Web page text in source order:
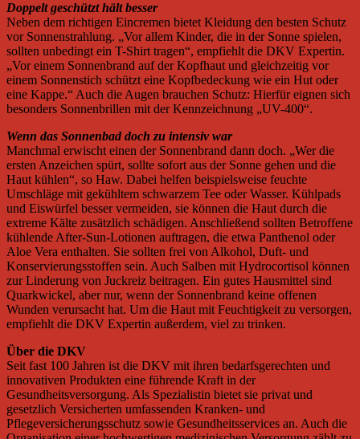
Doppelt geschützt hält besser
Neben dem richtigen Eincremen bietet Kleidung den besten Schutz
vor Sonnenstrahlung. „Vor allem Kinder, die in der Sonne spielen,
sollten unbedingt ein T-Shirt tragen“, empfiehlt die DKV Expertin.
„Vor einem Sonnenbrand auf der Kopfhaut und gleichzeitig vor
einem Sonnenstich schützt eine Kopfbedeckung wie ein Hut oder
eine Kappe.“ Auch die Augen brauchen Schutz: Hierfür eignen sich
besonders Sonnenbrillen mit der Kennzeichnung „UV-400“.
Wenn das Sonnenbad doch zu intensiv war
Manchmal erwischt einen der Sonnenbrand dann doch. „Wer die
ersten Anzeichen spürt, sollte sofort aus der Sonne gehen und die
Haut kühlen“, so Haw. Dabei helfen beispielsweise feuchte
Umschläge mit gekühltem schwarzem Tee oder Wasser. Kühlpads
und Eiswürfel besser vermeiden, sie können die Haut durch die
extreme Kälte zusätzlich schädigen. Anschließend sollten Betroffene
kühlende After-Sun-Lotionen auftragen, die etwa Panthenol oder
Aloe Vera enthalten. Sie sollten frei von Alkohol, Duft- und
Konservierungsstoffen sein. Auch Salben mit Hydrocortisol können
zur Linderung von Juckreiz beitragen. Ein gutes Hausmittel sind
Quarkwickel, aber nur, wenn der Sonnenbrand keine offenen
Wunden verursacht hat. Um die Haut mit Feuchtigkeit zu versorgen,
empfiehlt die DKV Expertin außerdem, viel zu trinken.
Über die DKV
Seit fast 100 Jahren ist die DKV mit ihren bedarfsgerechten und
innovativen Produkten eine führende Kraft in der
Gesundheitsversorgung. Als Spezialistin bietet sie privat und
gesetzlich Versicherten umfassenden Kranken- und
Pflegeversicherungsschutz sowie Gesundheitsservices an. Auch die